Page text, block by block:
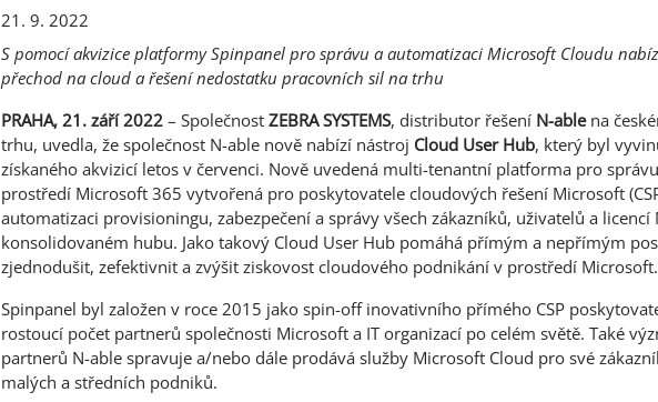
21. 9. 2022
S pomocí akvizice platformy Spinpanel pro správu a automatizaci Microsoft Cloudu
přechod na cloud a řešení nedostatku pracovních sil na trhu
PRAHA, 21. září 2022 – Společnost ZEBRA SYSTEMS, distributor řešení N-ablena
trhu, uvedla, že společnost N-able nově nabízí nástroj Cloud User Hub, který byl
získaného akvizicí letos v červenci. Nově uvedená multi-tenantní platforma pro
prostředí Microsoft 365 vytvořená pro poskytovatele cloudových řešení Microsoft
automatizaci provisioningu, zabezpečení a správy všech zákazníků, uživatelů a
konsolidovaném hubu. Jako takový Cloud User Hub pomáhá přímým a nepřímým
zjednodušit, zefektivnit a zvýšit ziskovost cloudového podnikání v prostředí Microsoft.
Spinpanel byl založen v roce 2015 jako spin-off inovativního přímého CSP
rostoucí počet partnerů společnosti Microsoft a IT organizací po celém světě. Také
partnerů N-able spravuje a/nebo dále prodává služby Microsoft Cloud pro své
malých a středních podniků.